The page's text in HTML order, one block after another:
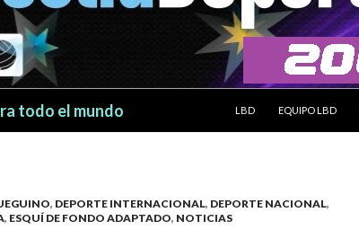
todo el mundo
LBD
EQUIPO LBD
, DEPORTE INTERNACIONAL, DEPORTE NACIONAL,
, ESQUÍ DE FONDO ADAPTADO, NOTICIAS